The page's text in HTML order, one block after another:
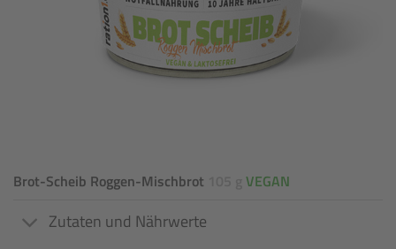
Brot-Scheib Roggen-Mischbrot VEGAN
Zutaten und Nährwerte